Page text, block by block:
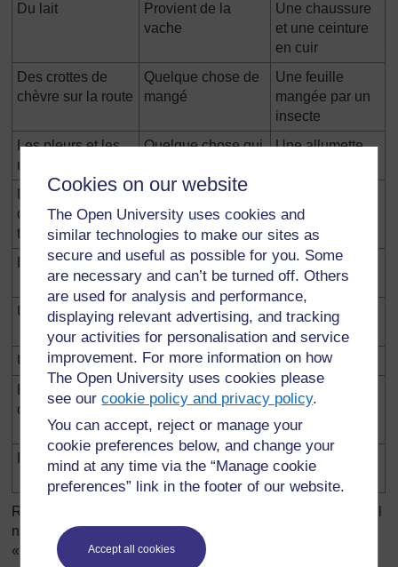
Cookies on our website
The Open University uses cookies and
similar technologies to make our sites as
secure and useful as possible for you. Some
are necessary and can’t be turned off. Others
are used for analysis and performance,
displaying relevant advertising, and tracking
your activities for personalisation and service
improvement. For more information on how
The Open University uses cookies please
see ourcookie policy and privacy policy.
You can accept, reject or manage your
cookie preferences below, and change your
mind at any time via the “Manage cookie
preferences” link in the footer of our website.
Accept all cookies
Du lait
Provient de la
vache
Une chaussure
et une ceinture
en cuir
Des crottes de
chèvre sur la route
Quelque chose de
mangé
Une feuille
mangée par un
insecte
Les pleurs et les
rires de Awale
Quelque chose qui
Une allumette
Notre groupe –
quatre garçons et
trois filles
Un mélange
verre vide
Du sel
Quelque chose de
pur
Du sucre
Une bougie
Quelque chose qui
disparaît
De l’eau
(s’évapore)
Un crayon
Provient d’un arbre
Du papier
Du verre à partir
du sable
Quelque chose
provenant de
quelque chose
Même papier
Encore du sable
Provient des
montagnes}
Le vent et l’eau
du robinet
Remarque: L’intérêt de ce jeu est qu’il est toujours ouvert. Il
n’y a pas de « réponses correctes », simplement de
« bonnes réponses » et de « très bonnes réponses ».